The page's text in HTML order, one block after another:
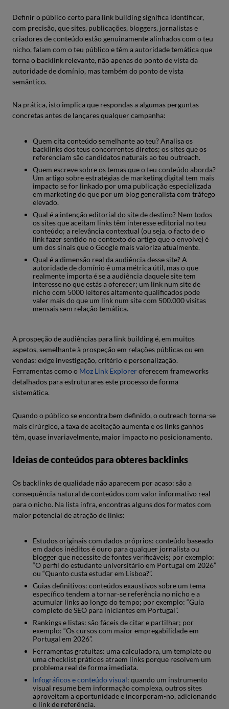
Definir o público certo para link building significa identificar,
com precisão, que sites, publicações, bloggers, jornalistas e
criadores de conteúdo estão genuinamente alinhados com o teu
nicho, falam com o teu público e têm a autoridade temática que
torna o backlink relevante, não apenas do ponto de vista da
autoridade de domínio, mas também do ponto de vista
semântico.
Na prática, isto implica que respondas a algumas perguntas
concretas antes de lançares qualquer campanha:
Quem cita conteúdo semelhante ao teu? Analisa os
backlinks dos teus concorrentes diretos; os sites que os
referenciam são candidatos naturais ao teu outreach.
Quem escreve sobre os temas que o teu conteúdo aborda?
Um artigo sobre estratégias de marketing digital tem mais
impacto se for linkado por uma publicação especializada
em marketing do que por um blog generalista com tráfego
elevado.
Qual é a intenção editorial do site de destino? Nem todos
os sites que aceitam links têm interesse editorial no teu
conteúdo; a relevância contextual (ou seja, o facto de o
link fazer sentido no contexto do artigo que o envolve) é
um dos sinais que o Google mais valoriza atualmente.
Qual é a dimensão real da audiência desse site? A
autoridade de domínio é uma métrica útil, mas o que
realmente importa é se a audiência daquele site tem
interesse no que estás a oferecer; um link num site de
nicho com 5000 leitores altamente qualificados pode
valer mais do que um link num site com 500.000 visitas
mensais sem relação temática.
A prospeção de audiências para link building é, em muitos
aspetos, semelhante à prospeção em relações públicas ou em
vendas: exige investigação, critério e personalização.
Ferramentas como o Moz Link Exploreroferecem frameworks
detalhados para estruturares este processo de forma
sistemática.
Quando o público se encontra bem definido, o outreach torna-se
mais cirúrgico, a taxa de aceitação aumenta e os links ganhos
têm, quase invariavelmente, maior impacto no posicionamento.
Ideias de conteúdos para obteres backlinks
Os backlinks de qualidade não aparecem por acaso: são a
consequência natural de conteúdos com valor informativo real
para o nicho. Na lista infra, encontras alguns dos formatos com
maior potencial de atração de links:
Estudos originais com dados próprios: conteúdo baseado
em dados inéditos é ouro para qualquer jornalista ou
blogger que necessite de fontes verificáveis; por exemplo:
“O perfil do estudante universitário em Portugal em 2026”
ou “Quanto custa estudar em Lisboa?”.
Guias definitivos: conteúdos exaustivos sobre um tema
específico tendem a tornar-se referência no nicho e a
acumular links ao longo do tempo; por exemplo: “Guia
completo de SEO para iniciantes em Portugal”.
Rankings e listas: são fáceis de citar e partilhar; por
exemplo: “Os cursos com maior empregabilidade em
Portugal em 2026”.
Ferramentas gratuitas: uma calculadora, um template ou
uma checklist práticos atraem links porque resolvem um
problema real de forma imediata.
Infográficos e conteúdo visual: quando um instrumento
visual resume bem informação complexa, outros sites
aproveitam a oportunidade e incorporam-no, adicionando
o link de referência.